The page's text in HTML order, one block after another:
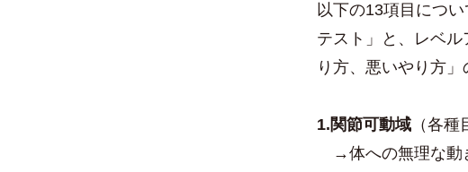
以下の13項目につ
テスト」と、レベ
り方、悪いやり方」
1.関節可動域 （各
→体への無理な動